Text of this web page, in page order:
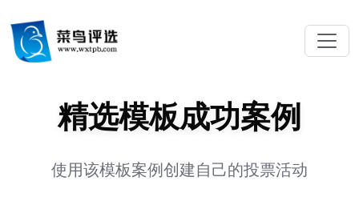
精选模板成功案例
使用该模板案例创建自己的投票活动